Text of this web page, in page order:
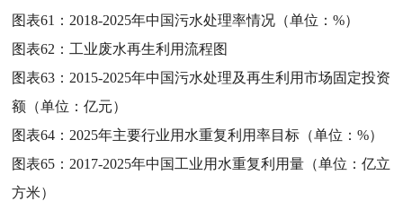
图表61： 2018-2025年中国污水处理率情况（单位：%）
图表62： 工业废水再生利用流程图
图表63： 2015-2025年中国污水处理及再生利用市场固定投资
额（单位：亿元）
图表64： 2025年主要行业用水重复利用率目标（单位：%）
图表65： 2017-2025年中国工业用水重复利用量（单位：亿立
方米）